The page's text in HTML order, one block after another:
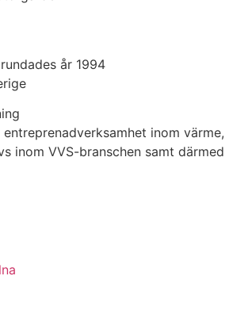
år 1994
inom värme,
inom VVS-branschen samt därmed